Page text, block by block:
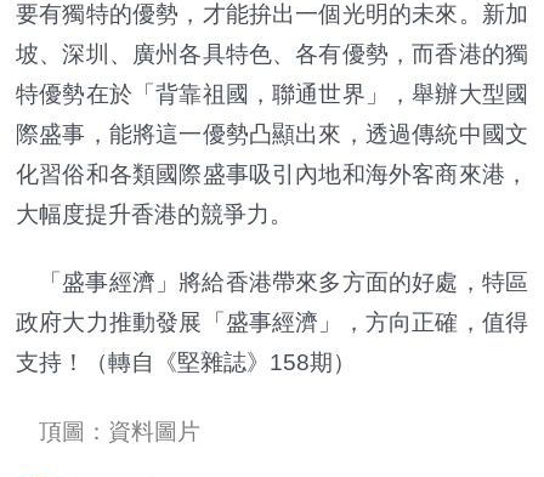
要有獨特的優勢，才能拚出一個光明的未來。新加
坡、深圳、廣州各具特色、各有優勢，而香港的獨
特優勢在於「背靠祖國，聯通世界」，舉辦大型國
際盛事，能將這一優勢凸顯出來，透過傳統中國文
化習俗和各類國際盛事吸引內地和海外客商來港，
大幅度提升香港的競爭力。
「盛事經濟」將給香港帶來多方面的好處，特區
政府大力推動發展「盛事經濟」，方向正確，值得
支持！（轉自《堅雜誌》158期）
頂圖：資料圖片